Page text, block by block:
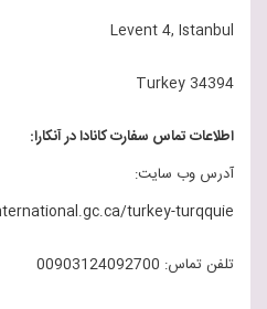
Levent 4, Istanbul
34394 Turkey
اطلاعات تماس سفارت کانادا در آنکارا:
آدرس وب سایت:
turkey-turqquie
تلفن تماس: 00903124092700